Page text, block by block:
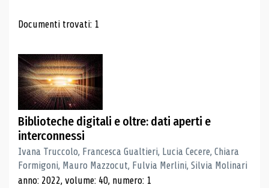
Risultati di ricerca
Documenti trovati: 1
Biblioteche digitali e oltre: dati aperti e
interconnessi
Ivana Truccolo, Francesca Gualtieri, Lucia Cecere, Chiara
Formigoni, Mauro Mazzocut, Fulvia Merlini, Silvia Molinari
anno: 2022, volume: 40, numero: 1